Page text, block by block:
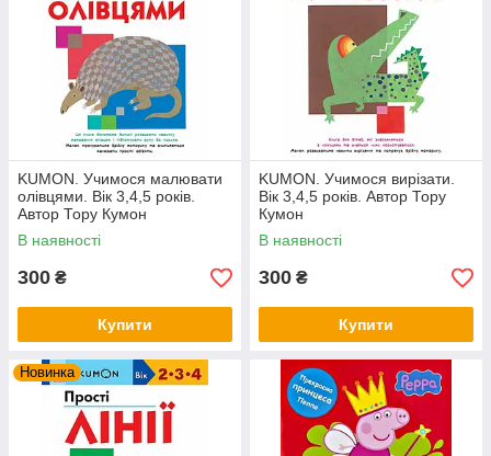
KUMON. Учимося малювати
олівцями. Вік 3,4,5 років.
Автор Тору Кумон
В наявності
300 ₴
Купити
KUMON. Учимося вирізати.
Вік 3,4,5 років. Автор Тору
Кумон
В наявності
300 ₴
Купити
Новинка